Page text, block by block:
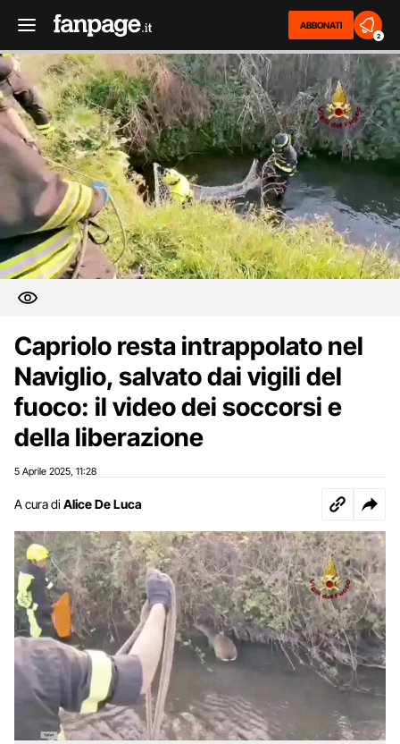
ABBONATI
2
Capriolo resta intrappolato nel
Naviglio, salvato dai vigili del
fuoco: il video dei soccorsi e
della liberazione
5 Aprile 2025 11:28
A cura di Alice De Luca